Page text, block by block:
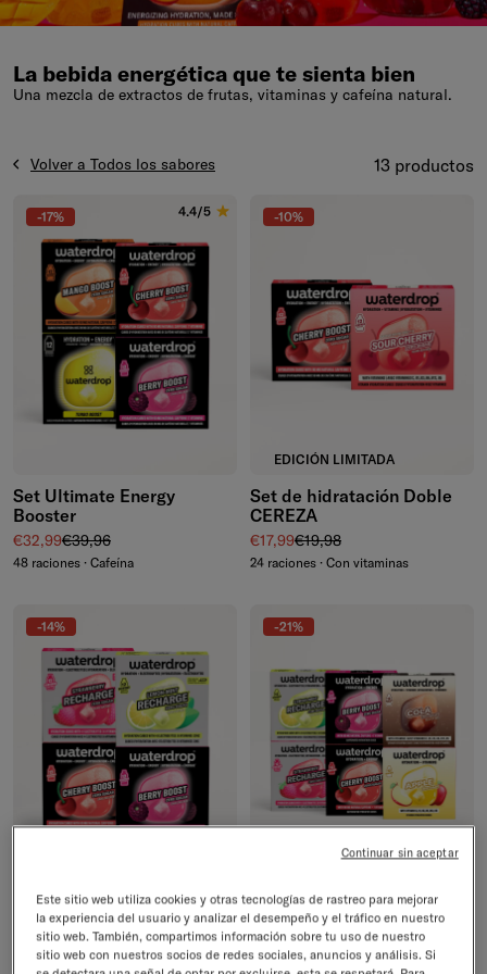
La bebida energética que te sienta bien
Una mezcla de extractos de frutas, vitaminas y cafeína natural.
Volver a Todos los sabores 13 productos
-17% 4.4/5
Set Ultimate Energy
Booster
Precio de venta
€32,99Precio normal
€39,96
48 raciones · Cafeína
-10%
EDICIÓN LIMITADA
Set de hidratación Doble
CEREZA
Precio de venta
€17,99Precio normal
€19,98
24 raciones · Con vitaminas
-14%
Set Boost & Recharge
Precio de venta
€35,99Precio normal
€41,96
48 raciones · Cafeína
-21%
Set Mix Los más vendidos
Precio de venta
€48,99Precio normal
€61,94
72 raciones · Con vitaminas
Este sitio web utiliza cookies y otras tecnologías de rastreo para mejorar
la experiencia del usuario y analizar el desempeño y el tráfico en nuestro
sitio web. También, compartimos información sobre tu uso de nuestro
sitio web con nuestros socios de redes sociales, anuncios y análisis. Si
Continuar sin aceptar